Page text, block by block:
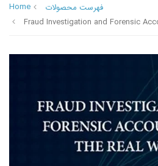
Home
فهرست محصولات
Fraud Investigation and Forensic